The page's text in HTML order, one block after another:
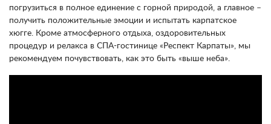
погрузиться в полное единение с горной природой, а главное –
получить положительные эмоции и испытать карпатское
хюгге. Кроме атмосферного отдыха, оздоровительных
процедур и релакса в СПА-гостинице «Респект Карпаты», мы
рекомендуем почувствовать, как это быть «выше неба».